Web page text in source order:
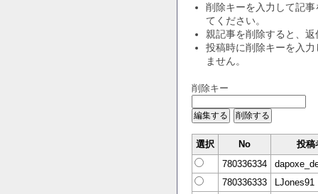
削除キーを入力して記事
てください。
親記事を削除すると、
投稿時に削除キーを入
ません。
削除キー
選択 No
投稿
780336334
780336333
LJones91